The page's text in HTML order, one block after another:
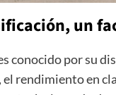
un
conocido por su
rendimiento en